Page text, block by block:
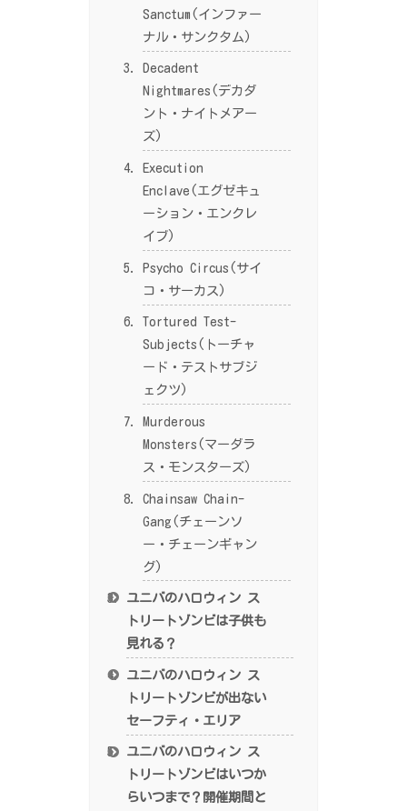
Sanctum(インファー
ナル・サンクタム)
Decadent
Nightmares(デカダ
ント・ナイトメアー
ズ)
Execution
Enclave(エグゼキュ
ーション・エンクレ
イブ)
Psycho Circus(サイ
コ・サーカス)
Tortured Test-
Subjects(トーチャ
ード・テストサブジ
ェクツ)
Murderous
Monsters(マーダラ
ス・モンスターズ)
Chainsaw Chain-
Gang(チェーンソ
ー・チェーンギャン
グ)
ユニバのハロウィン ス
トリートゾンビは子供も
見れる？
ユニバのハロウィン ス
トリートゾンビが出ない
セーフティ・エリア
ユニバのハロウィン ス
トリートゾンビはいつか
らいつまで？開催期間と